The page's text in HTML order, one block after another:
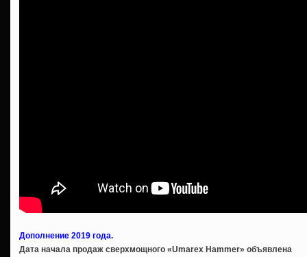
Дополнение 2019 года.
Дата начала продаж сверхмощного «Umarex Hammer» объявлена